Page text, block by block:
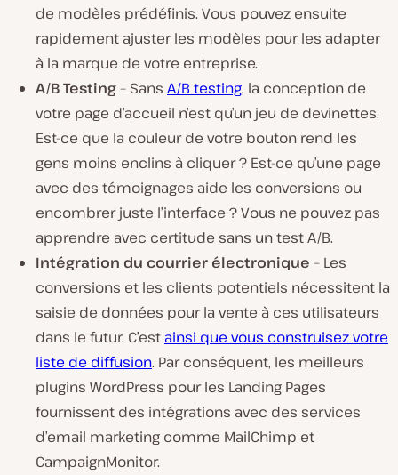
de modèles prédéfinis. Vous pouvez ensuite
rapidement ajuster les modèles pour les adapter
à la marque de votre entreprise.
A/B Testing– Sans A/B testing, la conception de
votre page d’accueil n’est qu’un jeu de devinettes.
Est-ce que la couleur de votre bouton rend les
gens moins enclins à cliquer ? Est-ce qu’une page
avec des témoignages aide les conversions ou
encombrer juste l’interface ? Vous ne pouvez pas
apprendre avec certitude sans un test A/B.
Intégration du courrier électronique – Les
conversions et les clients potentiels nécessitent la
saisie de données pour la vente à ces utilisateurs
dans le futur. C’est ainsi que vous construisez votre
liste de diffusion. Par conséquent, les meilleurs
plugins WordPress pour les Landing Pages
fournissent des intégrations avec des services
d’email marketing comme MailChimp et
CampaignMonitor.